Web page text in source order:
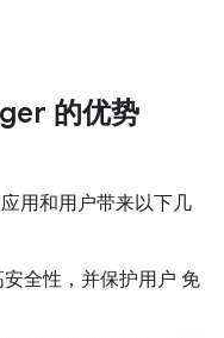
的优势
用和用户带来以下几
全性，并保护用户 免